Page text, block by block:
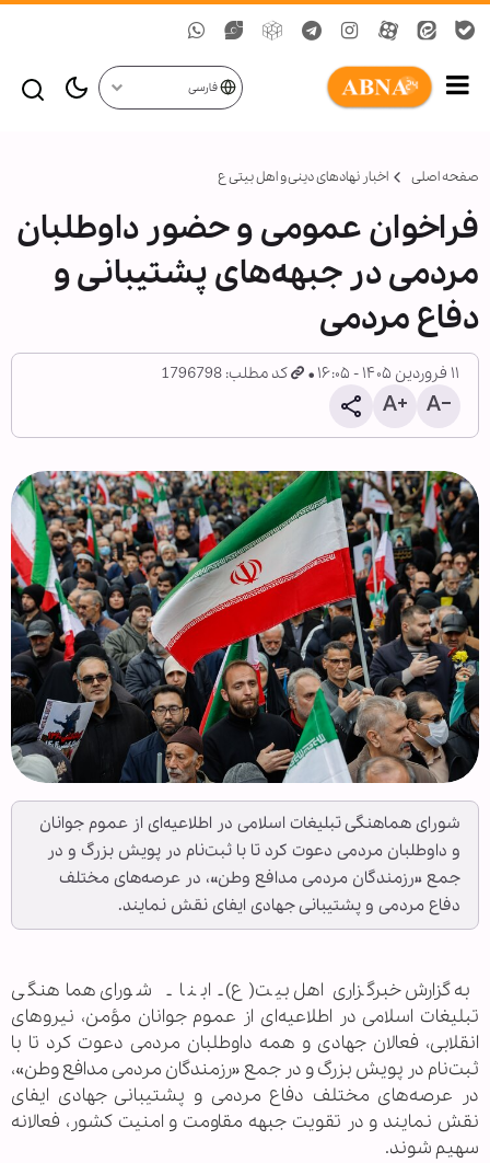
فارسی
صفحه اصلی اخبار نهادهای دینی و اهل بیتی ع
فراخوان عمومی و حضور داوطلبان
مردمی در جبهه‌های پشتیبانی و
دفاع مردمی
۱۱ فروردین ۱۴۰۵ - ۱۶:۰۵ کد مطلب: 1796798
شورای هماهنگی تبلیغات اسلامی در اطلاعیه‌ای از عموم جوانان
و داوطلبان مردمی دعوت کرد تا با ثبت‌نام در پویش بزرگ و در
جمع «رزمندگان مردمی مدافع وطن»، در عرصه‌های مختلف
دفاع مردمی و پشتیبانی جهادی ایفای نقش نمایند.
به گزارش خبرگزاری اهل بیت(ع) ـ ابنا ـ شورای هماهنگی
تبلیغات اسلامی در اطلاعیه‌ای از عموم جوانان مؤمن، نیروهای
انقلابی، فعالان جهادی و همه داوطلبان مردمی دعوت کرد تا با
ثبت‌نام در پویش بزرگ و در جمع «رزمندگان مردمی مدافع وطن»،
در عرصه‌های مختلف دفاع مردمی و پشتیبانی جهادی ایفای
نقش نمایند و در تقویت جبهه مقاومت و امنیت کشور، فعالانه
سهیم شوند.